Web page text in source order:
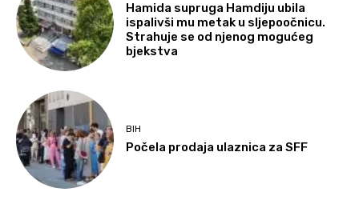
Hamida supruga Hamdiju ubila
ispalivši mu metak u sljepoočnicu.
Strahuje se od njenog mogućeg
bjekstva
BIH
Počela prodaja ulaznica za SFF